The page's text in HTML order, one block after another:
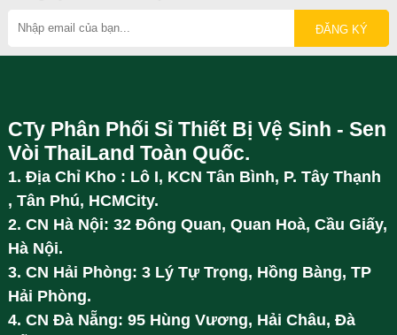
CTy Phân Phối Sỉ Thiết Bị Vệ Sinh - Sen
Vòi ThaiLand Toàn Quốc.
1. Địa Chỉ Kho : Lô I, KCN Tân Bình, P. Tây Thạnh
, Tân Phú, HCMCity.
2. CN Hà Nội: 32 Đông Quan, Quan Hoà, Cầu Giấy,
Hà Nội.
3. CN Hải Phòng: 3 Lý Tự Trọng, Hồng Bàng, TP
Hải Phòng.
4. CN Đà Nẵng: 95 Hùng Vương, Hải Châu, Đà